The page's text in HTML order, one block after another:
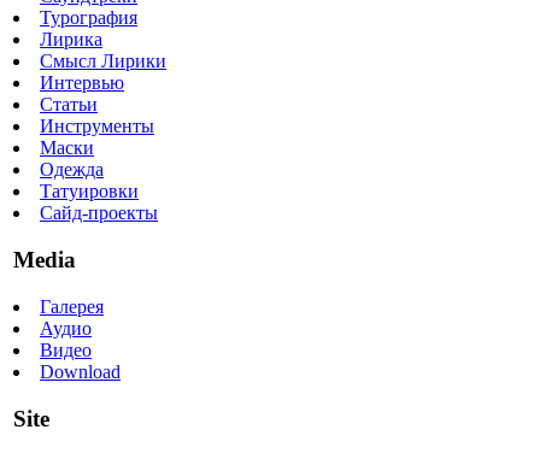
Турография
Лирика
Смысл Лирики
Интервью
Статьи
Инструменты
Маски
Одежда
Татуировки
Сайд-проекты
Media
Галерея
Аудио
Видео
Download
Site